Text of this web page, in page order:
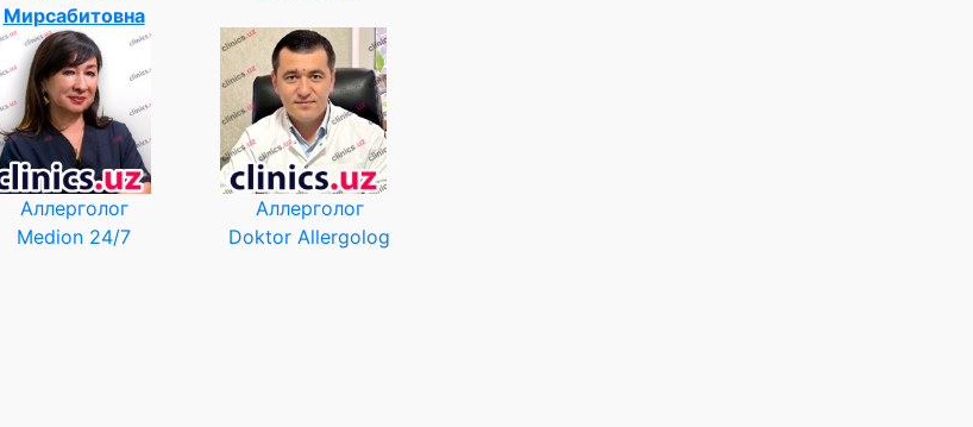
Мирсабитовна
Аллерголог
Medion 24/7
Аллерголог
Doktor Allergolog